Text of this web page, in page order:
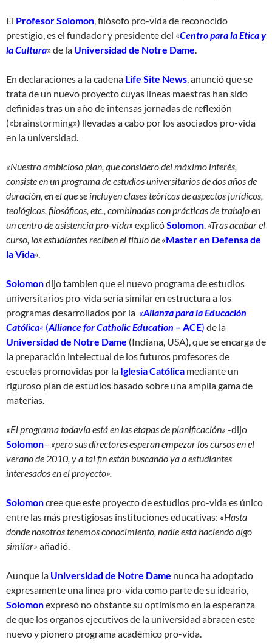
El Profesor Solomon, filósofo pro-vida de reconocido
prestigio, es el fundador y presidente del «Centro para la Etica y
la Cultura» de la Universidad de Notre Dame.
En declaraciones a la cadena Life Site News, anunció que se
trata de un nuevo proyecto cuyas lineas maestras han sido
definidas tras un año de intensas jornadas de reflexión
(«brainstorming») llevadas a cabo por los asociados pro-vida
en la universidad.
«Nuestro ambicioso plan, que considero del máximo interés,
consiste en un programa de estudios universitarios de dos años de
duración, en el que se incluyen clases teóricas de aspectos jurídicos,
teológicos, filosóficos, etc., combinadas con prácticas de trabajo en
un centro de asistencia pro-vida» explicóSolomon. «Tras acabar el
curso, los estudiantes reciben el título de «Master en Defensa de
la Vida«.
Solomondijo tambien que el nuevo programa de estudios
universitarios pro-vida sería similar en estructura a los
programas desarrollados por la «Alianza para la Educación
Católica« (Alliance for Catholic Education – ACE) de la
Universidad de Notre Dame (Indiana, USA), que se encarga de
la preparación intelectual de los futuros profesores de
escuelas promovidas por la Iglesia Católica mediante un
riguroso plan de estudios basado sobre una amplia gama de
materias.
«El programa todavía está en las etapas de planificación» -dijo
Solomon– «pero sus directores esperan empezar los cursos en el
verano de 2010, y a tal fin están buscando ya a estudiantes
interesados en el proyecto».
Solomoncree que este proyecto de estudios pro-vida es único
entre las más prestigiosas instituciones educativas: «Hasta
donde nosotros tenemos conocimiento, nadie está haciendo algo
similar» añadió.
Aunque la Universidad de Notre Dame nunca ha adoptado
expresamente una linea pro-vida como parte de su ideario,
Solomonexpresó no obstante su optimismo en la esperanza
de que los organos ejecutivos de la universidad abracen este
nuevo y pionero programa académico pro-vida.